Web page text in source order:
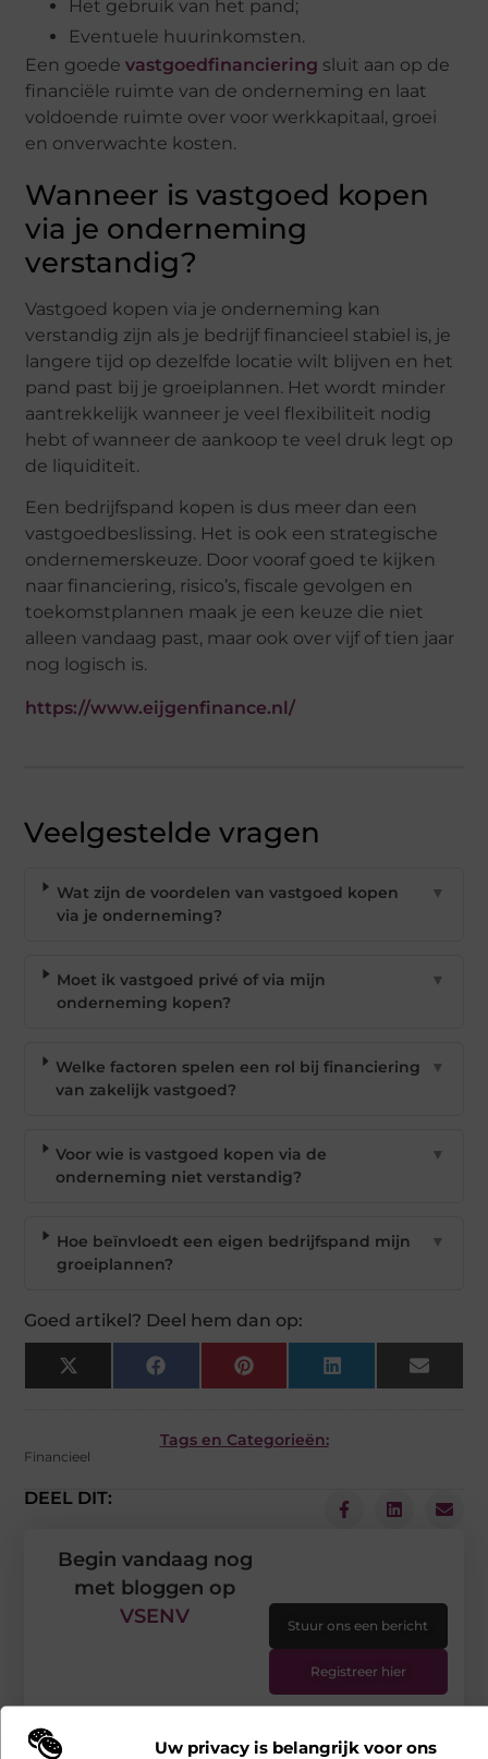
Uw privacy is belangrijk voor ons
Het gebruik van het pand;
Eventuele huurinkomsten.
Een goedevastgoedfinanciering sluit aan op de
financiële ruimte van de onderneming en laat
voldoende ruimte over voor werkkapitaal, groei
en onverwachte kosten.
Wanneer is vastgoed kopen
via je onderneming
verstandig?
Vastgoed kopen via je onderneming kan
verstandig zijn als je bedrijf financieel stabiel is, je
langere tijd op dezelfde locatie wilt blijven en het
pand past bij je groeiplannen. Het wordt minder
aantrekkelijk wanneer je veel flexibiliteit nodig
hebt of wanneer de aankoop te veel druk legt op
de liquiditeit.
Een bedrijfspand kopen is dus meer dan een
vastgoedbeslissing. Het is ook een strategische
ondernemerskeuze. Door vooraf goed te kijken
naar financiering, risico’s, fiscale gevolgen en
toekomstplannen maak je een keuze die niet
alleen vandaag past, maar ook over vijf of tien jaar
nog logisch is.
https://www.eijgenfinance.nl/
Veelgestelde vragen
Wat zijn de voordelen van vastgoed kopen
via je onderneming?
▼
Moet ik vastgoed privé of via mijn
onderneming kopen?
▼
Welke factoren spelen een rol bij financiering
van zakelijk vastgoed?
▼
Voor wie is vastgoed kopen via de
onderneming niet verstandig?
▼
Hoe beïnvloedt een eigen bedrijfspand mijn
groeiplannen?
▼
Goed artikel? Deel hem dan op:
X
(Twitter)
Facebook Pinterest LinkedIn Email
Tags en Categorieën:
Financieel
DEEL DIT:
Begin vandaag nog
met bloggen op
VSENV
Stuur ons een bericht
Registreer hier